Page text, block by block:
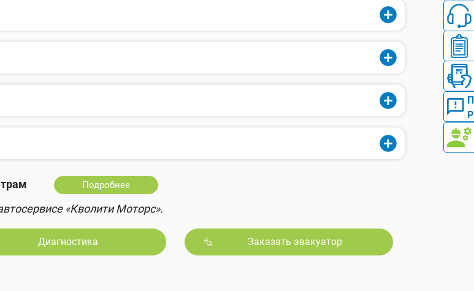
Подробнее
«Кволити Моторс».
Диагностика Заказать эвакуатор